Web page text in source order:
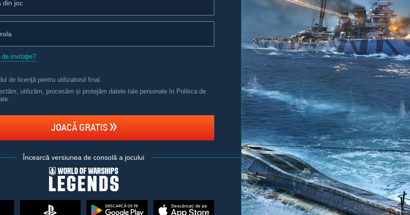
de invitaţie?
de licenţă pentru utilizatorul final .
utilizăm, procesăm și protejăm datele tale personale în Politica de
.
JOACĂ GRATIS
Încearcă versiunea de consolă a jocului